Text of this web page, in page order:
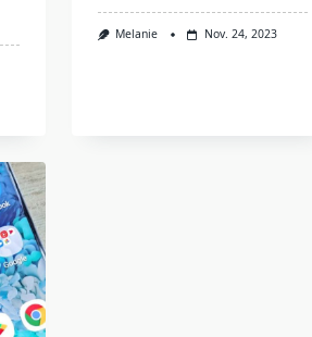
Melanie Nov. 24, 2023